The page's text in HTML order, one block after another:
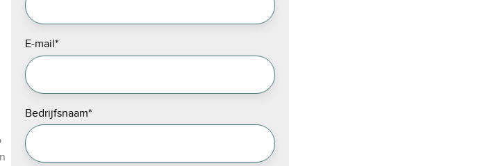
E-mail*
Bedrijfsnaam*